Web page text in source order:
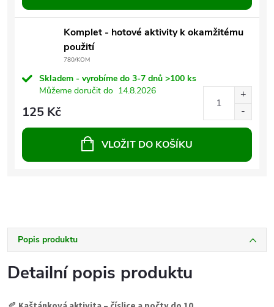
Komplet - hotové aktivity k okamžitému
použití
780/KOM
Skladem - vyrobíme do 3-7 dnů >100 ks
Můžeme doručit do 14.8.2026
125 Kč
VLOŽIT DO KOŠÍKU
Popis produktu
Detailní popis produktu